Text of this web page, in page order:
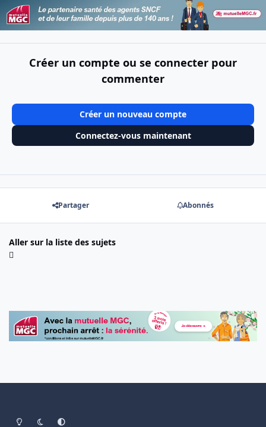
Créer un compte ou se connecter pour
commenter
Créer un nouveau compte
Connectez-vous maintenant
Partager Abonnés
Aller sur la liste des sujets
Light ModeDark ModeSystem Preference